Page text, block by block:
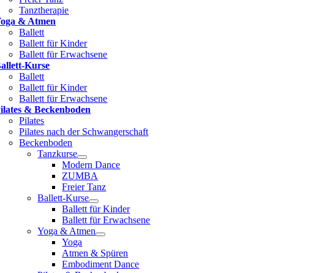
Tanztherapie
& Atmen
Ballett
Ballett für Kinder
Ballett für Erwachsene
Kurse
Ballett
Ballett für Kinder
Ballett für Erwachsene
& Becken­boden
Pilates
Pilates nach der Schwangerschaft
Beckenboden
Tanzkurse
Modern Dance
ZUMBA
Freier Tanz
Ballett-Kurse
Ballett für Kinder
Ballett für Erwachsene
Yoga & Atmen
Yoga
Atmen & Spüren
Embodiment Dance